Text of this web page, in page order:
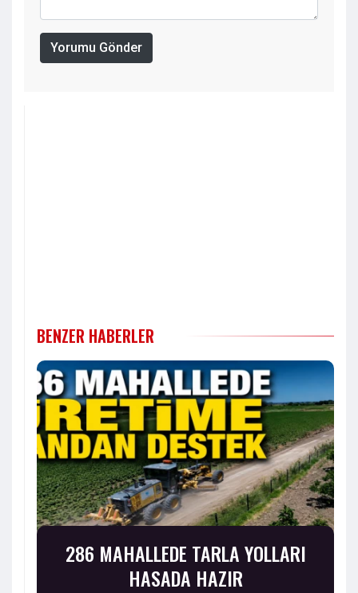
Yorumu Gönder
BENZER HABERLER
286 MAHALLEDE TARLA YOLLARI
HASADA HAZIR